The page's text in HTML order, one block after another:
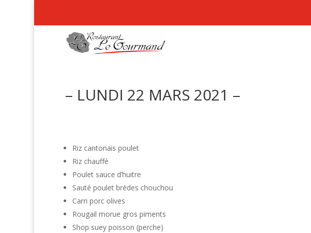
– LUNDI 22 MARS 2021 –
Riz cantonais poulet
Riz chauffé
Poulet sauce d’huitre
Sauté poulet brèdes chouchou
Carri porc olives
Rougail morue gros piments
Shop suey poisson (perche)